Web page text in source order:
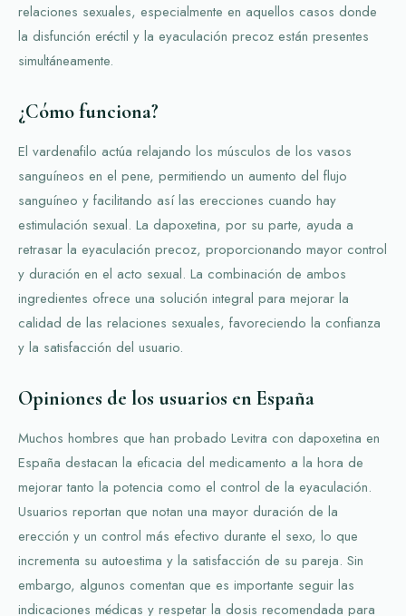
relaciones sexuales, especialmente en aquellos casos donde
la disfunción eréctil y la eyaculación precoz están presentes
simultáneamente.
¿Cómo funciona?
El vardenafilo actúa relajando los músculos de los vasos
sanguíneos en el pene, permitiendo un aumento del flujo
sanguíneo y facilitando así las erecciones cuando hay
estimulación sexual. La dapoxetina, por su parte, ayuda a
retrasar la eyaculación precoz, proporcionando mayor control
y duración en el acto sexual. La combinación de ambos
ingredientes ofrece una solución integral para mejorar la
calidad de las relaciones sexuales, favoreciendo la confianza
y la satisfacción del usuario.
Opiniones de los usuarios en España
Muchos hombres que han probado Levitra con dapoxetina en
España destacan la eficacia del medicamento a la hora de
mejorar tanto la potencia como el control de la eyaculación.
Usuarios reportan que notan una mayor duración de la
erección y un control más efectivo durante el sexo, lo que
incrementa su autoestima y la satisfacción de su pareja. Sin
embargo, algunos comentan que es importante seguir las
indicaciones médicas y respetar la dosis recomendada para